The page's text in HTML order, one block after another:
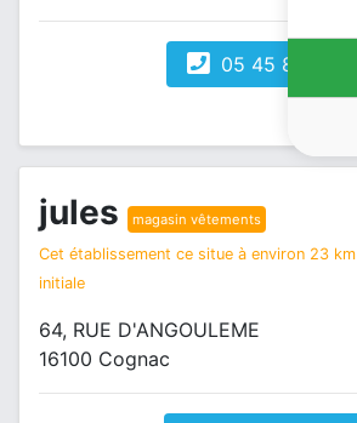
05 45 81 73 34
jules magasin vêtements
Cet établissement ce situe à environ 23
initiale
64, RUE D'ANGOULEME
16100 Cognac